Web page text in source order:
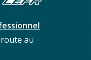
route au